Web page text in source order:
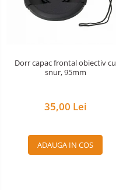
Dorr capac frontal obiectiv cu
snur, 95mm
35,00 Lei
ADAUGA IN COS